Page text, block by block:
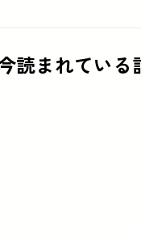
読まれている